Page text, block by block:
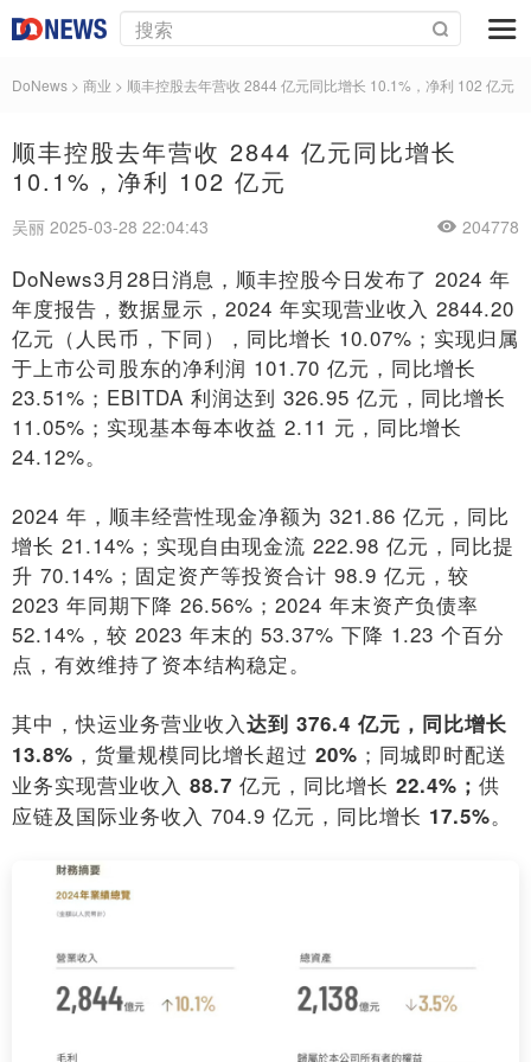
DoNews > 商业 > 顺丰控股去年营收 2844 亿元同比增长 10.1%，净利 102 亿元
顺丰控股去年营收 2844 亿元同比增长
10.1%，净利 102 亿元
吴丽 2025-03-28 22:04:43 204778
DoNews3月28日消息，顺丰控股今日发布了 2024 年
年度报告，数据显示，2024 年实现营业收入 2844.20
亿元（人民币，下同），同比增长 10.07%；实现归属
于上市公司股东的净利润 101.70 亿元，同比增长
23.51%；EBITDA 利润达到 326.95 亿元，同比增长
11.05%；实现基本每本收益 2.11 元，同比增长
24.12%。
2024 年，顺丰经营性现金净额为 321.86 亿元，同比
增长 21.14%；实现自由现金流 222.98 亿元，同比提
升 70.14%；固定资产等投资合计 98.9 亿元，较
2023 年同期下降 26.56%；2024 年末资产负债率
52.14%，较 2023 年末的 53.37% 下降 1.23 个百分
点，有效维持了资本结构稳定。
其中，快运业务营业收入达到 376.4 亿元，同比增长
13.8% ，货量规模同比增长超过 20% ；同城即时配送
业务实现营业收入 88.7 亿元，同比增长 22.4%； 供
应链及国际业务收入 704.9 亿元，同比增长 17.5%。